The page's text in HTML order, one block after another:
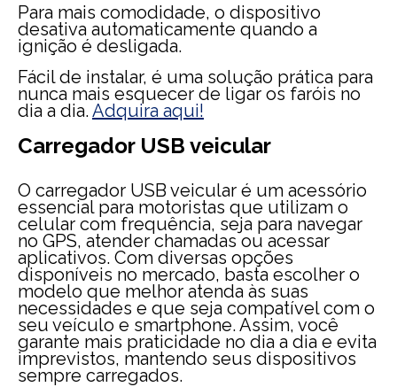
Para mais comodidade, o dispositivo
desativa automaticamente quando a
ignição é desligada.
Fácil de instalar, é uma solução prática para
nunca mais esquecer de ligar os faróis no
dia a dia.Adquira aqui!
Carregador USB veicular
O carregador USB veicular é um acessório
essencial para motoristas que utilizam o
celular com frequência, seja para navegar
no GPS, atender chamadas ou acessar
aplicativos. Com diversas opções
disponíveis no mercado, basta escolher o
modelo que melhor atenda às suas
necessidades e que seja compatível com o
seu veículo e smartphone. Assim, você
garante mais praticidade no dia a dia e evita
imprevistos, mantendo seus dispositivos
sempre carregados.